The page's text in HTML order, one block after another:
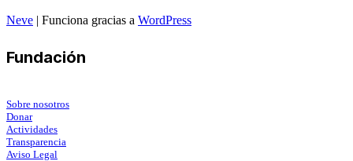
Neve | Funciona gracias a WordPress
Fundación
Sobre nosotros
Donar
Actividades
Transparencia
Aviso Legal